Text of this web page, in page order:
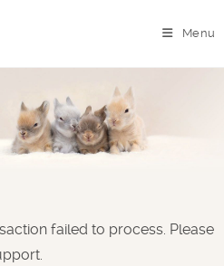
Menu
failed to process. Please